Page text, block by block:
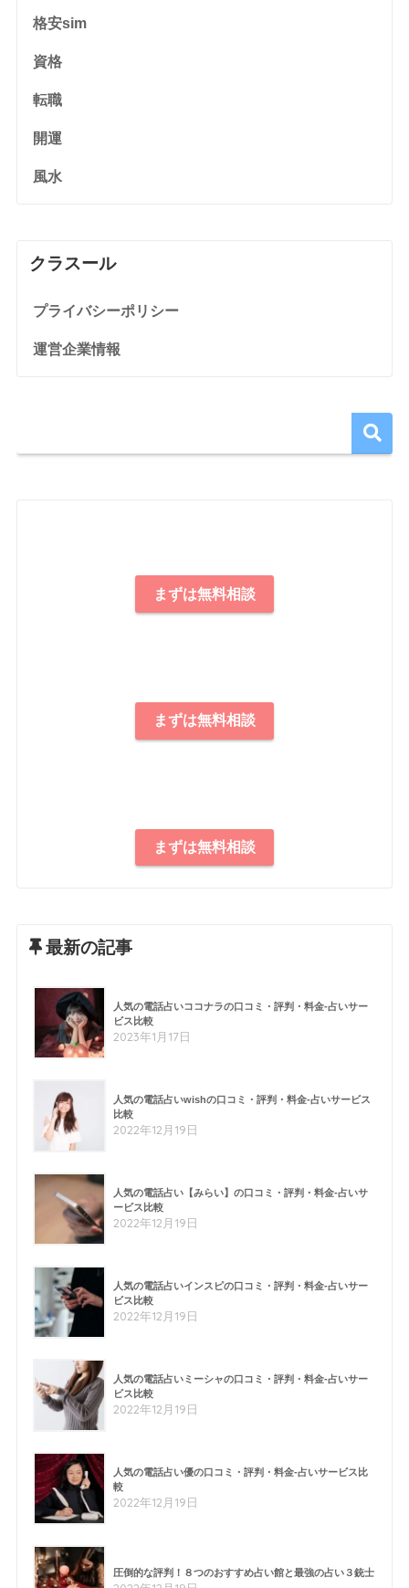
格安sim
資格
転職
開運
風水
クラスール
プライバシーポリシー
運営企業情報
まずは無料相談
まずは無料相談
まずは無料相談
最新の記事
人気の電話占いココナラの口コミ・評判・料金-占いサー
ビス比較
2023年1月17日
人気の電話占いwishの口コミ・評判・料金-占いサービス
比較
2022年12月19日
人気の電話占い【みらい】の口コミ・評判・料金-占いサ
ービス比較
2022年12月19日
人気の電話占いインスピの口コミ・評判・料金-占いサー
ビス比較
2022年12月19日
人気の電話占いミーシャの口コミ・評判・料金-占いサー
ビス比較
2022年12月19日
人気の電話占い優の口コミ・評判・料金-占いサービス比
較
2022年12月19日
圧倒的な評判！８つのおすすめ占い館と最強の占い３銃士